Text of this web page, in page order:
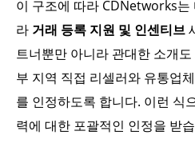
이 구조에 따라 CDNetworks는
라 거래 등록 지원 및 인센티브
트너뿐만 아니라 관대한 소개
부 지역 직접 리셀러와 유통업
를 인정하도록 합니다. 이런 식
력에 대한 포괄적인 인정을 받